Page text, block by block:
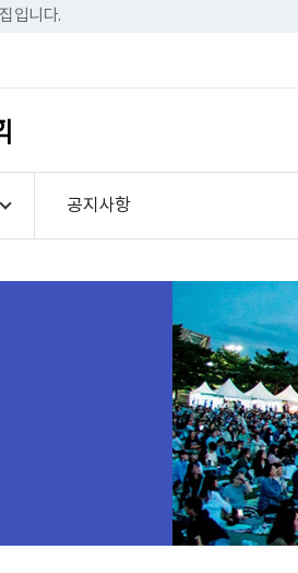
입니다.
공지사항